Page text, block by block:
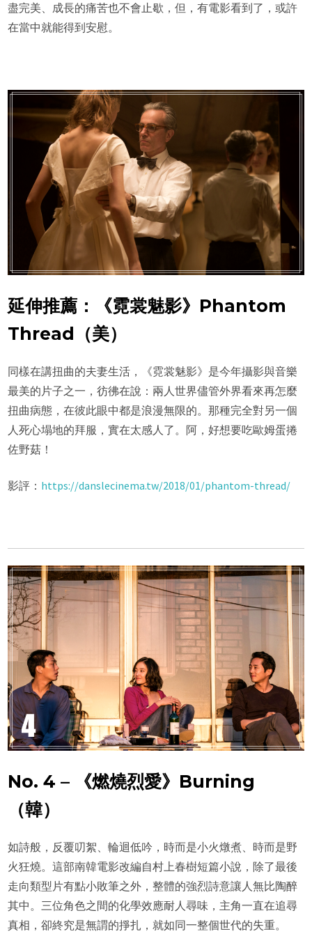
盡完美、成長的痛苦也不會止歇，但，有電影看到了，或許
在當中就能得到安慰。
延伸推薦：《霓裳魅影》Phantom
Thread（美）
同樣在講扭曲的夫妻生活，《霓裳魅影》是今年攝影與音樂
最美的片子之一，彷彿在說：兩人世界儘管外界看來再怎麼
扭曲病態，在彼此眼中都是浪漫無限的。那種完全對另一個
人死心塌地的拜服，實在太感人了。阿，好想要吃歐姆蛋捲
佐野菇！
影評： https://danslecinema.tw/2018/01/phantom-thread/
No. 4 – 《燃燒烈愛》Burning
（韓）
如詩般，反覆叨絮、輪迴低吟，時而是小火燉煮、時而是野
火狂燒。這部南韓電影改編自村上春樹短篇小說，除了最後
走向類型片有點小敗筆之外，整體的強烈詩意讓人無比陶醉
其中。三位角色之間的化學效應耐人尋味，主角一直在追尋
真相，卻終究是無謂的掙扎，就如同一整個世代的失重。